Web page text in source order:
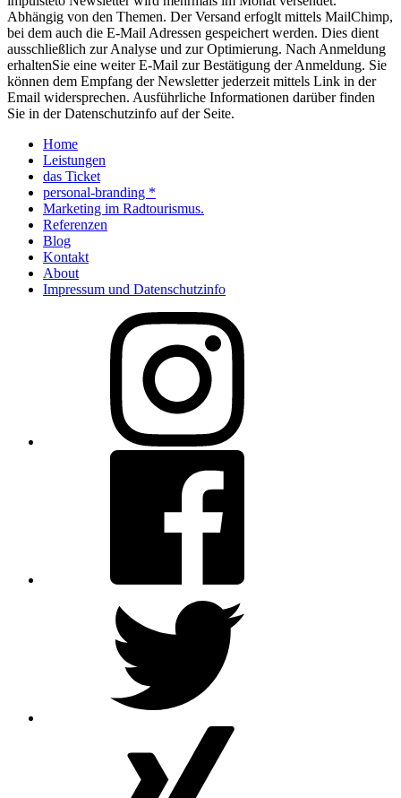
Abhängig von den Themen. Der Versand erfoglt mittels MailChimp,
bei dem auch die E-Mail Adressen gespeichert werden. Dies dient
ausschließlich zur Analyse und zur Optimierung. Nach Anmeldung
erhaltenSie eine weiter E-Mail zur Bestätigung der Anmeldung. Sie
können dem Empfang der Newsletter jederzeit mittels Link in der
Email widersprechen. Ausführliche Informationen darüber finden
Sie in der Datenschutzinfo auf der Seite.
Home
Leistungen
das Ticket
personal-branding *
Marketing im Radtourismus.
Referenzen
Blog
Kontakt
About
Impressum und Datenschutzinfo